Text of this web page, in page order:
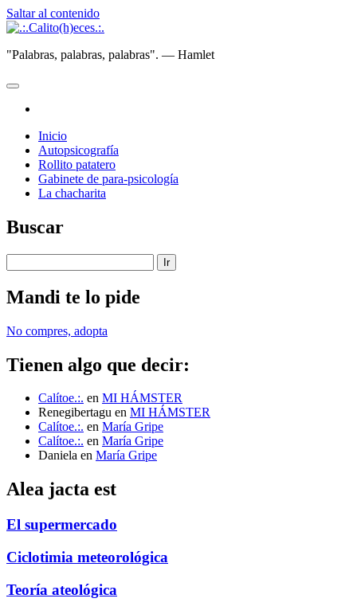
Saltar al contenido
.:.Calito(h)eces.:.
"Palabras, palabras, palabras". — Hamlet
abrir
principal
Inicio
Autopsicografía
Rollito patatero
Gabinete de para-psicología
La chacharita
Barra
Buscar
Mandi te lo pide
No compres, adopta
Tienen algo que decir:
Calítoe.:. en MI HÁMSTER
Renegibertagu en MI HÁMSTER
Calítoe.:. en María Gripe
Calítoe.:. en María Gripe
Daniela en María Gripe
Alea jacta est
El supermercado
Ciclotimia meteorológica
Teoría ateológica